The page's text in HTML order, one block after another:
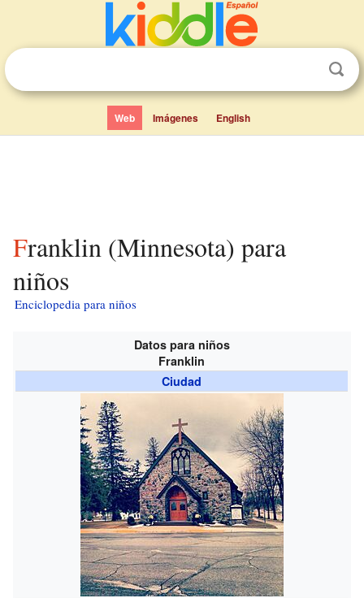
Web Imágenes English
Franklin (Minnesota) para
niños
Enciclopedia para niños
Datos para niños
Franklin
Ciudad